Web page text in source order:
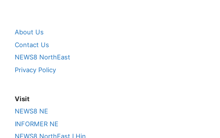
About Us
Contact Us
NEWS8 NorthEast
Privacy Policy
Visit
NEWS8 NE
INFORMER NE
NEWS8 NorthEast I Hin